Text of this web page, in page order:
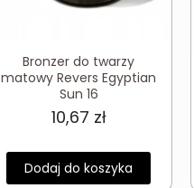
Bronzer do twarzy
matowy Revers Egyptian
Sun 16
10,67 zł
Dodaj do koszyka